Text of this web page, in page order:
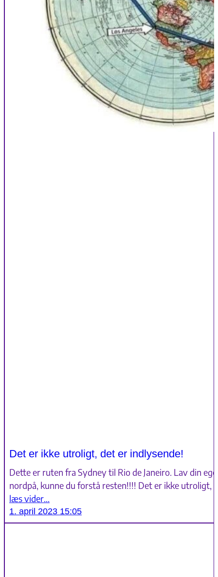
Det er ikke utroligt, det er indlysende!
Dette er ruten fra Sydney til Rio de Janeiro. Lav din
nordpå, kunne du forstå resten!!!! Det er ikke utroligt,
læs vider…
1. april 2023 15:05